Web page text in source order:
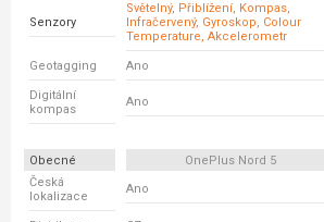
Senzory
Světelný, Přiblížení, Kompas,
Infračervený, Gyroskop, Colour
Temperature, Akcelerometr
Geotagging Ano
Digitální
kompas
Ano
Obecné OnePlus Nord 5
Česká
lokalizace
Ano